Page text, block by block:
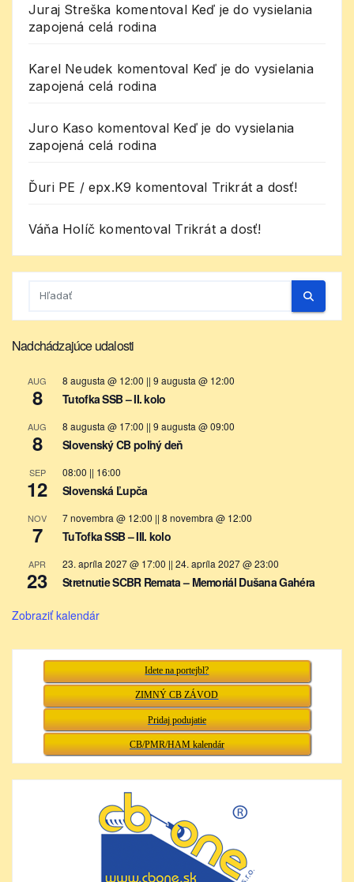
Juraj Streška komentoval Keď je do vysielania
zapojená celá rodina
Karel Neudek komentoval Keď je do vysielania
zapojená celá rodina
Juro Kaso komentoval Keď je do vysielania
zapojená celá rodina
Ďuri PE / epx.K9 komentoval Trikrát a dosť!
Váňa Holíč komentoval Trikrát a dosť!
Nadchádzajúce udalosti
AUG
8
8 augusta @ 12:00 || 9 augusta @ 12:00
Tutofka SSB – II. kolo
AUG
8
8 augusta @ 17:00 || 9 augusta @ 09:00
Slovenský CB poľný deň
SEP
12
08:00 || 16:00
Slovenská Ľupča
NOV
7
7 novembra @ 12:00 || 8 novembra @ 12:00
TuTofka SSB – III. kolo
APR
23
23. apríla 2027 @ 17:00 || 24. apríla 2027 @ 23:00
Stretnutie SCBR Remata – Memoriál Dušana Gahéra
Zobraziť kalendár
Idete na portejbl?
ZIMNÝ CB ZÁVOD
Pridaj podujatie
CB/PMR/HAM kalendár